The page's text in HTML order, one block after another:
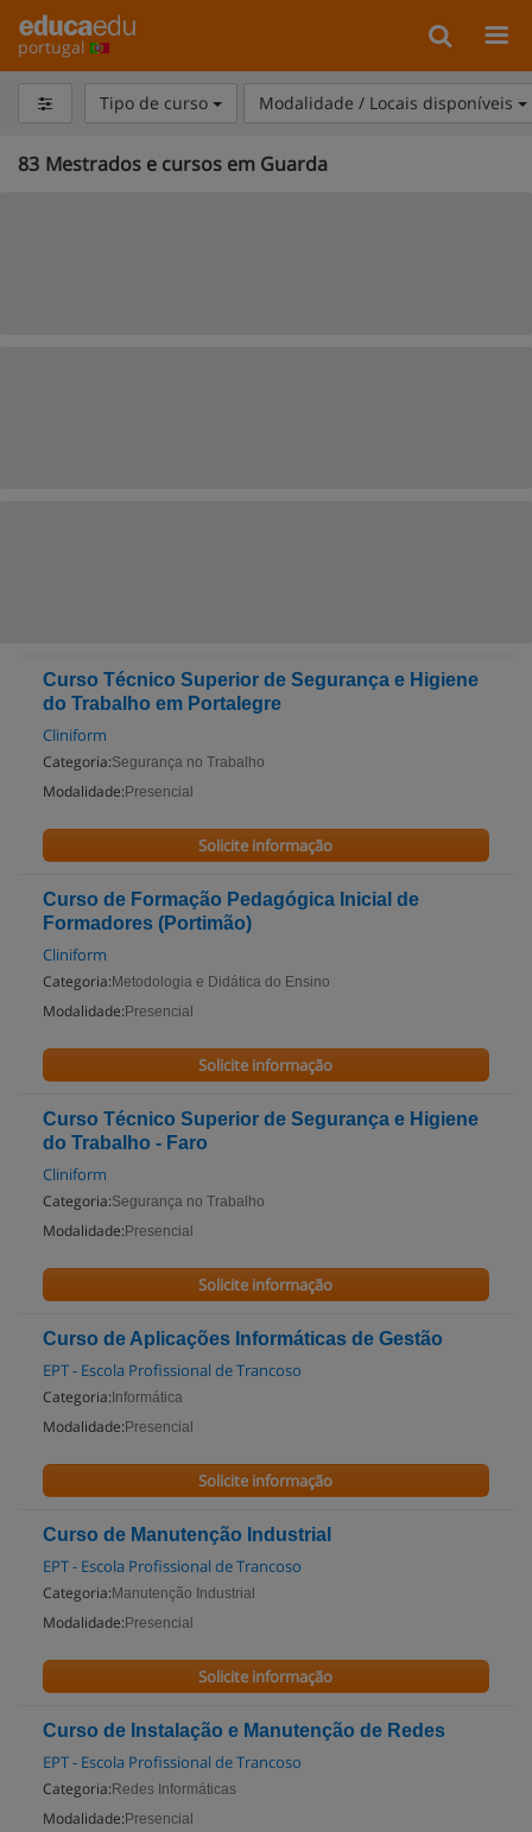
portugal
Tipo de curso Modalidade / Locais disponíveis
83 Mestrados e cursos em Guarda
Curso Técnico Superior de Segurança e Higiene
do Trabalho em Portalegre
Cliniform
Categoria:Segurança no Trabalho
Modalidade: Presencial
Solicite informação
Curso de Formação Pedagógica Inicial de
Formadores (Portimão)
Cliniform
Categoria: Metodologia e Didática do Ensino
Modalidade: Presencial
Solicite informação
Curso Técnico Superior de Segurança e Higiene
do Trabalho - Faro
Cliniform
Categoria:Segurança no Trabalho
Modalidade: Presencial
Solicite informação
Curso de Aplicações Informáticas de Gestão
EPT - Escola Profissional de Trancoso
Categoria: Informática
Modalidade: Presencial
Solicite informação
Curso de Manutenção Industrial
EPT - Escola Profissional de Trancoso
Categoria: Manutenção Industrial
Modalidade: Presencial
Solicite informação
Curso de Instalação e Manutenção de Redes
EPT - Escola Profissional de Trancoso
Categoria: Redes Informáticas
Modalidade: Presencial